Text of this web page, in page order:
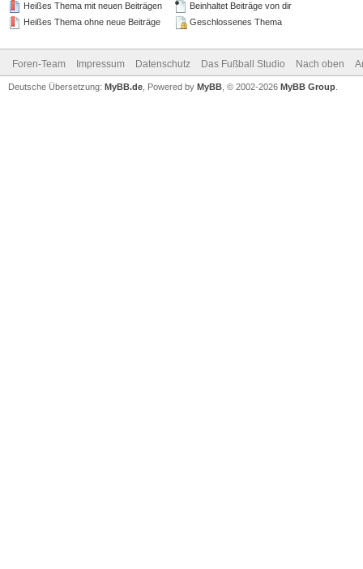
Heißes Thema mit neuen Beiträgen
Heißes Thema ohne neue Beiträge
Beinhaltet Beiträge von dir
Geschlossenes Thema
Foren-Team Impressum Datenschutz Das Fußball Studio Nach oben
Deutsche Übersetzung: MyBB.de , Powered by MyBB , © 2002-2026 MyBB Group